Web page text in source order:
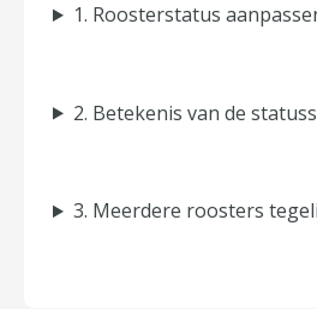
1. Roosterstatus
2. Betekenis van de
3. Meerdere roosters